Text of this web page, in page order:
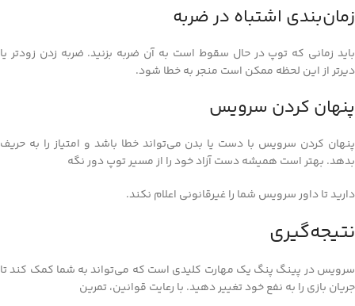
زمان‌بندی اشتباه در ضربه
باید زمانی که توپ در حال سقوط است به آن ضربه بزنید. ضربه زدن زودتر یا
دیرتر از این لحظه ممکن است منجر به خطا شود.
پنهان کردن سرویس
پنهان کردن سرویس با دست یا بدن می‌تواند خطا باشد و امتیاز را به حریف
بدهد. بهتر است همیشه دست آزاد خود را از مسیر توپ دور نگه
دارید تا داور سرویس شما را غیرقانونی اعلام نکند.
نتیجه‌گیری
سرویس در پینگ پنگ یک مهارت کلیدی است که می‌تواند به شما کمک کند تا
جریان بازی را به نفع خود تغییر دهید. با رعایت قوانین، تمرین